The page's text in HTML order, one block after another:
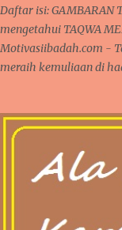
Daftar isi: GAMBARAN
mengetahui TAQWA
Motivasiibadah.com -
meraih kemuliaan di
beribadah kepada
MENGUKUR TAQWA
Pasca Ramadhan,
GAMBARAN TAQWA